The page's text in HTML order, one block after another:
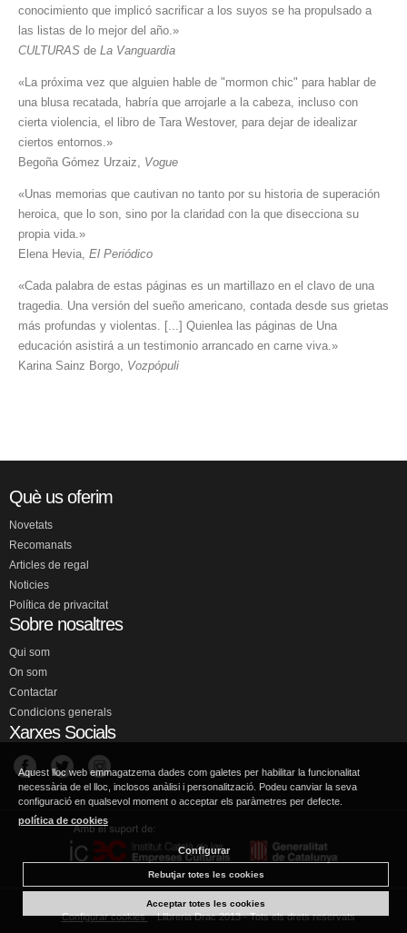
conocimiento que implicó sacrificar a los suyos se ha propulsado a
las listas de lo mejor del año.»
CULTURAS de La Vanguardia
«La próxima vez que alguien hable de "mormon chic" para hablar de
una blusa recatada, habría que arrojarle a la cabeza, incluso con
cierta violencia, el libro de Tara Westover, para dejar de idealizar
ciertos entornos.»
Begoña Gómez Urzaiz,
Vogue
«Unas memorias que cautivan no tanto por su historia de superación
heroica, que lo son, sino por la claridad con la que disecciona su
propia vida.»
Elena Hevia, El Periódico
«Cada palabra de estas páginas es un martillazo en el clavo de una
tragedia. Una versión del sueño americano, contada desde sus grietas
más profundas y violentas. [...] Quienlea las páginas de Una
educación asistirá a un testimonio arrancado en carne viva.»
Karina Sainz Borgo, Vozpópuli
Què us oferim
Novetats
Recomanats
Articles de regal
Noticies
Política de privacitat
Sobre nosaltres
Qui som
On som
Contactar
Condicions generals
Xarxes Socials
Configurar cookies Llibreria Drac 2013 - Tots els drets reservats
Aquest lloc web emmagatzema dades com galetes per habilitar la funcionalitat
necessària de el lloc, inclosos anàlisi i personalització. Podeu canviar la seva
configuració en qualsevol moment o acceptar els paràmetres per defecte.
política de cookies
Configurar
Rebutjar totes les cookies
Acceptar totes les cookies